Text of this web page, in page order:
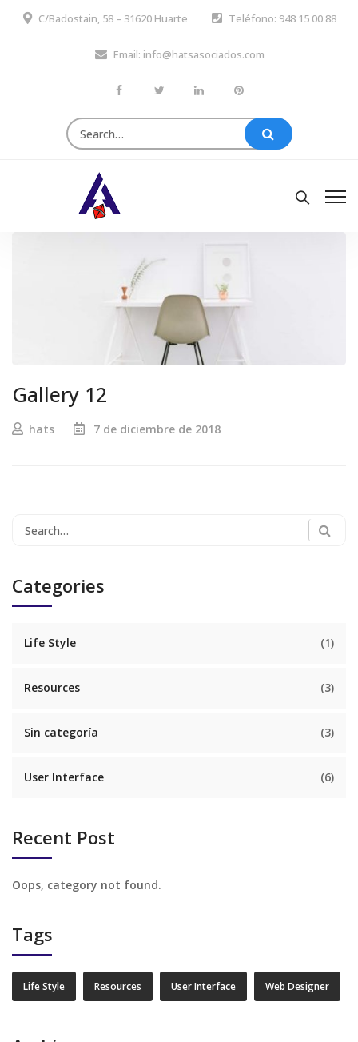
C/Badostain, 58 – 31620 Huarte Teléfono: 948 15 00 88
Email: info@hatsasociados.com
Search
for:
Gallery 12
hats 7 de diciembre de 2018
Search
Categories
Life Style (1)
Resources (3)
Sin categoría (3)
User Interface (6)
Recent Post
Oops, category not found.
Tags
Life Style Resources User Interface Web Designer